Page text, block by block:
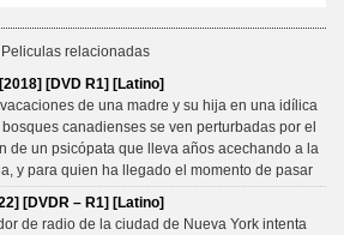
Peliculas relacionadas
[DVD R1] [Latino]
de una madre y su hija en una idílica
canadienses se ven perturbadas por el
de un psicópata que lleva años acechando a la
y para quien ha llegado el momento de pasar
[DVDR – R1] [Latino]
de radio de la ciudad de Nueva York intenta